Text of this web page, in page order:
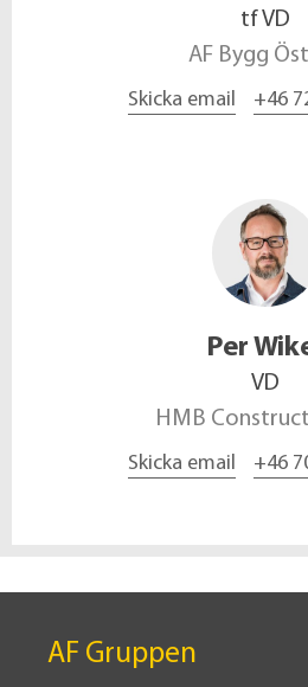
tf VD
AF Bygg
Skicka email +46
Per
VD
HMB
Skicka email +46
AF Gruppen